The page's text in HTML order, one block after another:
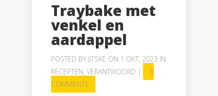
Traybake met
venkel en
aardappel
POSTED BY JITSKE ON 1 OKT, 2023 IN
RECEPTEN, VERANTWOORD |
0
COMMENTS